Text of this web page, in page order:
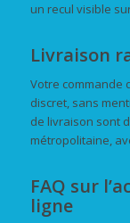
un recul visible
Livraison
Votre commande
discret, sans
de livraison sont
métropolitaine,
FAQ sur
ligne